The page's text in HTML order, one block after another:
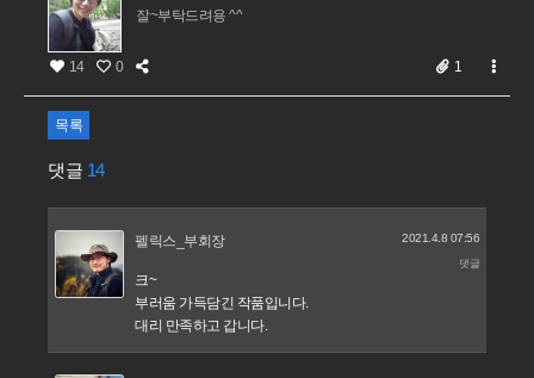
잘~부탁드려용 ^^
14 0 1
목록
댓글 14
펠릭스_부회장 2021.4.8 07:56
댓글
크~
부러움 가득담긴 작품입니다.
대리 만족하고 갑니다.